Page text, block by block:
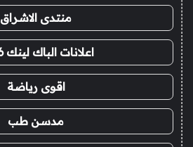
منتدى الاشراق
اعلانات الباك لينك 2026
اقوى رياضة
مدسن طب